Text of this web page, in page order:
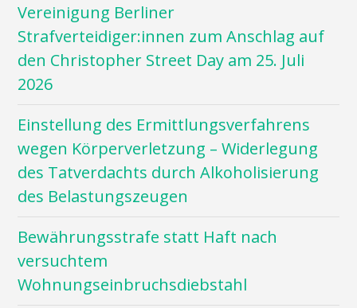
Vereinigung Berliner
Strafverteidiger:innen zum Anschlag auf
den Christopher Street Day am 25. Juli
2026
Einstellung des Ermittlungsverfahrens
wegen Körperverletzung – Widerlegung
des Tatverdachts durch Alkoholisierung
des Belastungszeugen
Bewährungsstrafe statt Haft nach
versuchtem
Wohnungseinbruchsdiebstahl